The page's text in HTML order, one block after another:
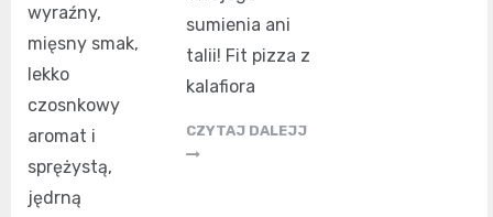
wyraźny,
mięsny smak,
lekko
czosnkowy
aromat i
sprężystą,
jędrną
sumienia ani
talii! Fit pizza z
kalafiora
CZYTAJ DALEJJ